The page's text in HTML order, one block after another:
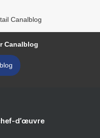
Canalblog
Canalblog
d’œuvre